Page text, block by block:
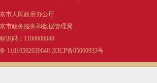
市人民政府办公厅
市政务服务和数据管理局
识码：1100000088
11010502039640 京ICP备05060933号